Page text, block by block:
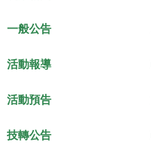
一般公告
活動報導
活動預告
技轉公告